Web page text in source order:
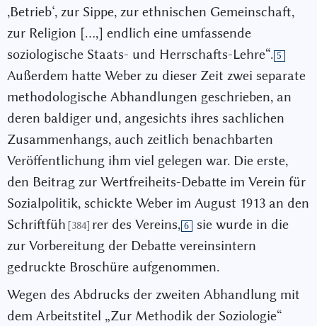
,Betrieb‘, zur Sippe, zur ethnischen Gemeinschaft,
zur Religion […,] endlich eine umfassende
soziologische Staats- und Herrschafts-Lehre“. 5
Außerdem hatte Weber zu dieser Zeit zwei separate
methodologische Abhandlungen geschrieben, an
deren baldiger und, angesichts ihres sachlichen
Zusammenhangs, auch zeitlich benachbarten
Veröffentlichung ihm viel gelegen war. Die erste,
den Beitrag zur Wertfreiheits-Debatte im Verein für
Sozialpolitik, schickte Weber im August 1913 an den
Schriftfüh [384] rer des Vereins, 6
sie wurde in die
zur Vorbereitung der Debatte vereinsintern
gedruckte Broschüre aufgenommen.
Wegen des Abdrucks der zweiten Abhandlung mit
dem Arbeitstitel „Zur Methodik der Soziologie“